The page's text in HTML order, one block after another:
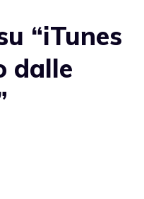
“iTunes
dalle